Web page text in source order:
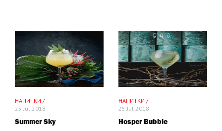
НАПИТКИ /
25 Jul 2018
Summer Sky
НАПИТКИ /
25 Jul 2018
Hosper Bubble